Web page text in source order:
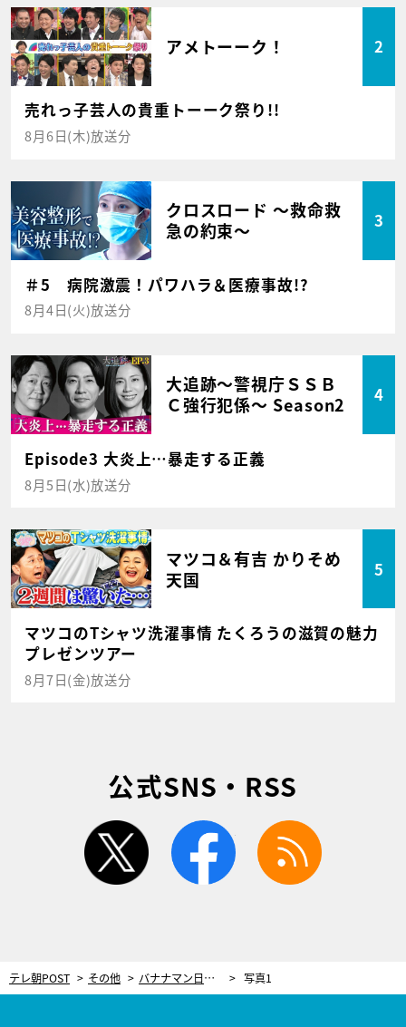
アメトーーク！ 2
売れっ子芸人の貴重トーーク祭り!!
8月6日(木)放送分
クロスロード ～救命救
急の約束～
3
＃5 病院激震！パワハラ＆医療事故!?
8月4日(火)放送分
大追跡～警視庁ＳＳＢ
Ｃ強行犯係～ Season2
4
Episode3 大炎上…暴走する正義
8月5日(水)放送分
マツコ＆有吉 かりそめ
天国
5
マツコのTシャツ洗濯事情 たくろうの滋賀の魅力
プレゼンツアー
8月7日(金)放送分
公式SNS・RSS
twitter facebook
テレ朝POST その他 バナナマン日村、“金八先生”の舞台を歩く！ドラマで見た荒川土手の景色に大興奮 写真1